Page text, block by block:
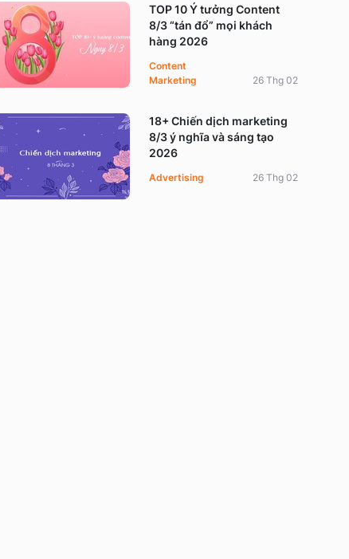
TOP 10 Ý tưởng Content
8/3 “tán đổ” mọi khách
hàng 2026
Content
Marketing
26 Thg 02
18+ Chiến dịch marketing
8/3 ý nghĩa và sáng tạo
2026
Advertising 26 Thg 02